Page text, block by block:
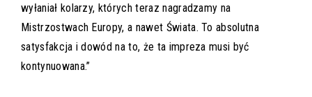
wyłaniał kolarzy, których teraz nagradzamy na
Mistrzostwach Europy, a nawet Świata. To absolutna
satysfakcja i dowód na to, że ta impreza musi być
kontynuowana.”